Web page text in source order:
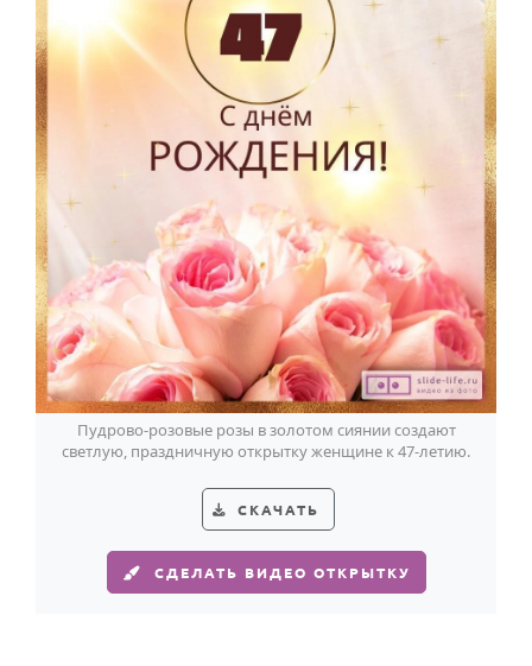
Пудрово-розовые розы в золотом сиянии создают
светлую, праздничную открытку женщине к 47-летию.
СКАЧАТЬ
СДЕЛАТЬ ВИДЕО ОТКРЫТКУ